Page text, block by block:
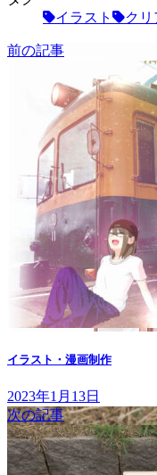
イラスト
ク
前の記事
イラスト・漫画制作
2023年1月13日
次の記事